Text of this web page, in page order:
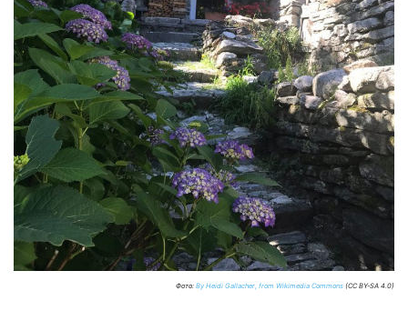
Фото: By Heidi Gallacher, from Wikimedia Commons (CC BY-SA 4.0)